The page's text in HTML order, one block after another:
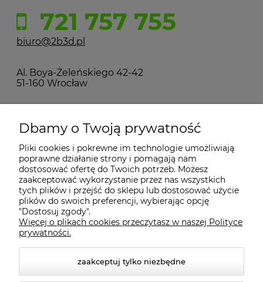
721 757 755
biuro@2b3d.pl
Al. Boya-Żeleńskiego 42-42
51-160 Wrocław
MOJE KONTO
PŁATNOŚCI I DOSTAWA
INFORMACJE
KONTAKT
Dbamy o Twoją prywatność
Pliki cookies i pokrewne im technologie umożliwiają
poprawne działanie strony i pomagają nam
dostosować ofertę do Twoich potrzeb. Możesz
zaakceptować wykorzystanie przez nas wszystkich
tych plików i przejść do sklepu lub dostosować użycie
plików do swoich preferencji, wybierając opcję
"Dostosuj zgody".
Więcej o plikach cookies przeczytasz w naszej Polityce
prywatności.
zaakceptuj tylko niezbędne